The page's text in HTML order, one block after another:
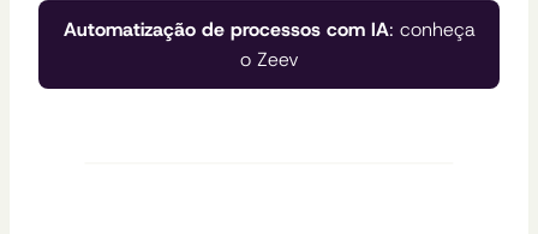
Automatização de processos com IA: conheça
o Zeev